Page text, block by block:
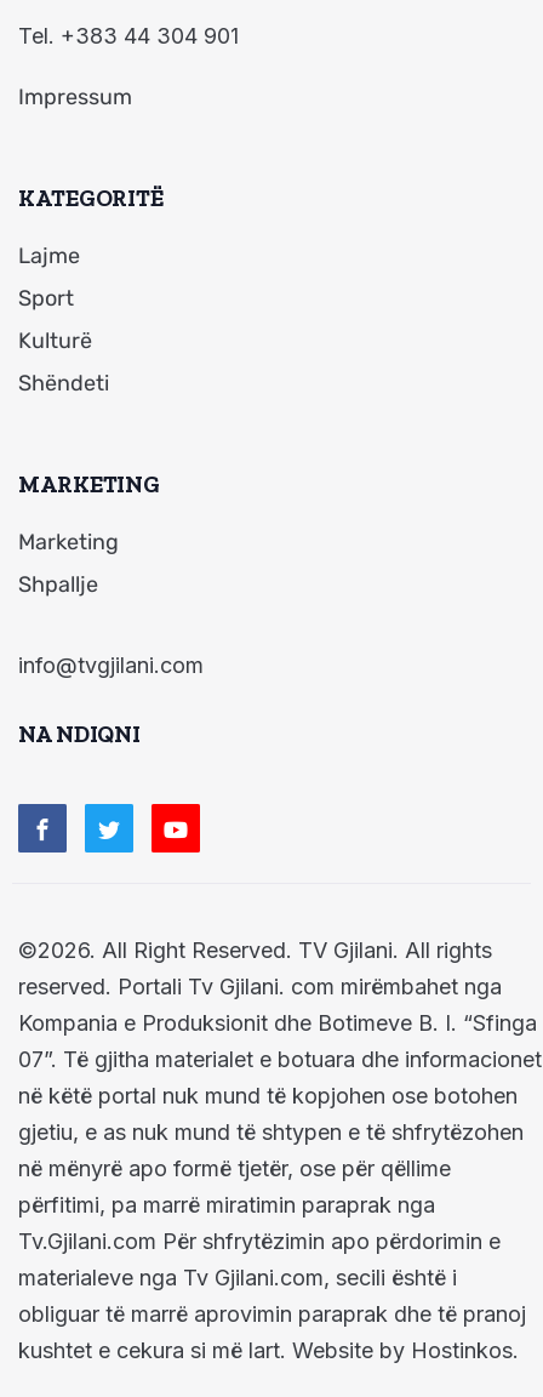
Tel. +383 44 304 901
Impressum
KATEGORITË
Lajme
Sport
Kulturë
Shëndeti
MARKETING
Marketing
Shpallje
info@tvgjilani.com
NA NDIQNI
©2026. All Right Reserved. TV Gjilani. All rights
reserved. Portali Tv Gjilani. com mirëmbahet nga
Kompania e Produksionit dhe Botimeve B. I. “Sfinga
07”. Të gjitha materialet e botuara dhe informacionet
në këtë portal nuk mund të kopjohen ose botohen
gjetiu, e as nuk mund të shtypen e të shfrytëzohen
në mënyrë apo formë tjetër, ose për qëllime
përfitimi, pa marrë miratimin paraprak nga
Tv.Gjilani.com Për shfrytëzimin apo përdorimin e
materialeve nga Tv Gjilani.com, secili është i
obliguar të marrë aprovimin paraprak dhe të pranoj
kushtet e cekura si më lart. Website by Hostinkos.